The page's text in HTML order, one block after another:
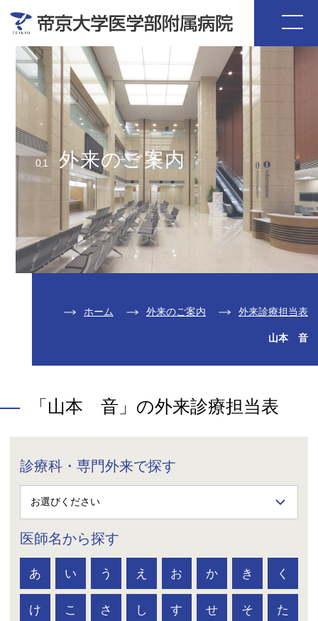
01 外来のご案内
ホーム 外来のご案内 外来診療担当表
山本 音
「山本 音」の外来診療担当表
診療科・専門外来で探す
医師名から探す
あ い う え お か き く
け こ さ し す せ そ た